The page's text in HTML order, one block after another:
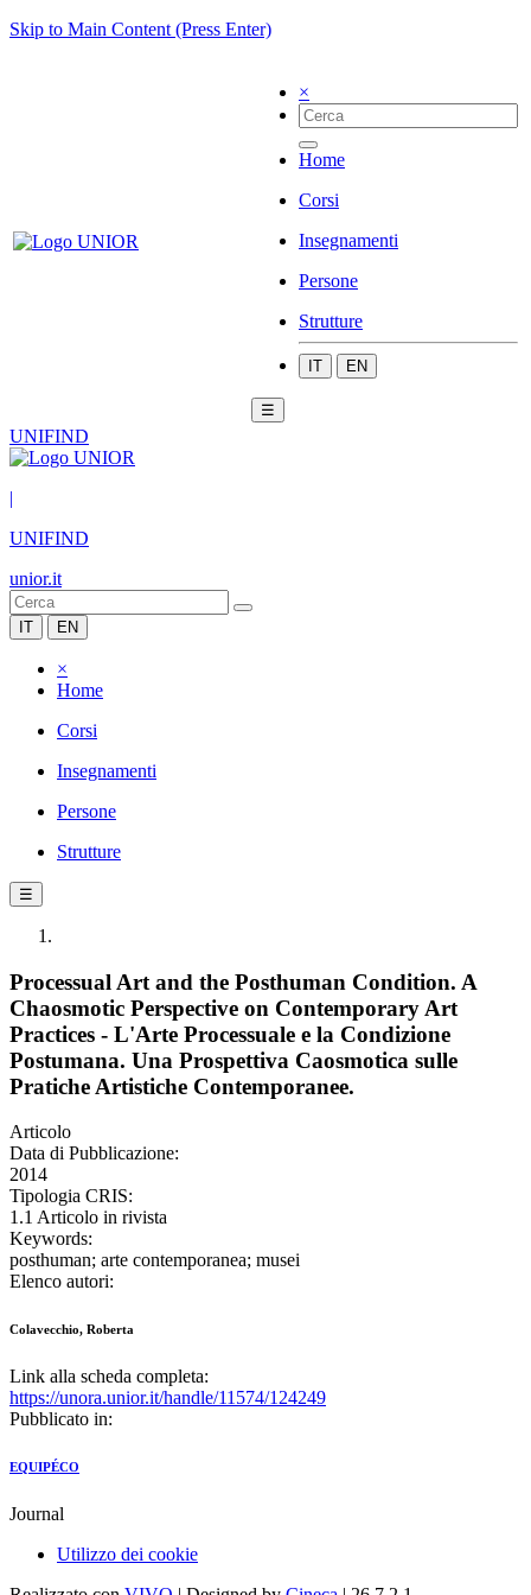
Skip to Main Content (Press Enter)
×
Home
Corsi
Insegnamenti
Persone
Strutture
IT EN
☰
UNIFIND
|
UNIFIND
unior.it
IT EN
×
Home
Corsi
Insegnamenti
Persone
Strutture
☰
Processual Art and the Posthuman Condition. A
Chaosmotic Perspective on Contemporary Art
Practices - L'Arte Processuale e la Condizione
Postumana. Una Prospettiva Caosmotica sulle
Pratiche Artistiche Contemporanee.
Articolo
Data di Pubblicazione:
2014
Tipologia CRIS:
1.1 Articolo in rivista
Keywords:
posthuman; arte contemporanea; musei
Elenco autori:
Colavecchio, Roberta
Link alla scheda completa:
https://unora.unior.it/handle/11574/124249
Pubblicato in:
EQUIPÉCO
Journal
Utilizzo dei cookie